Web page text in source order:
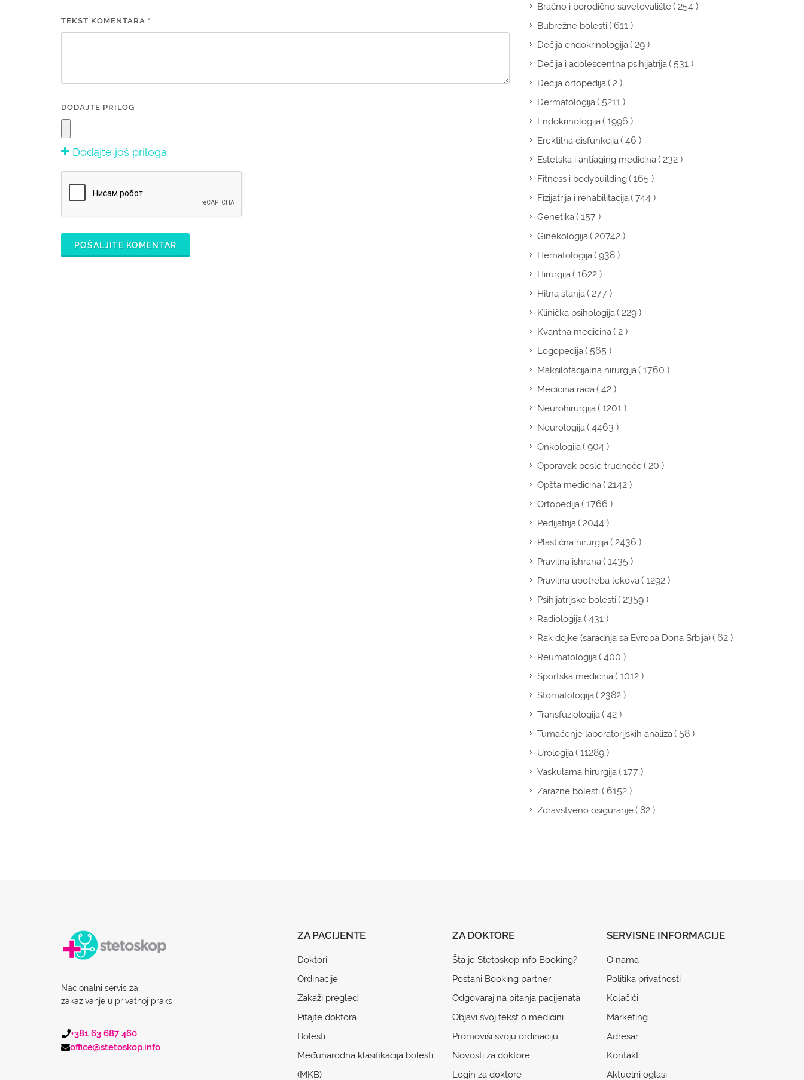
TEKST KOMENTARA *
DODAJTE PRILOG
Dodajte još priloga
POŠALJITE KOMENTAR
Bračno i porodično savetovalište( 254 )
Bubrežne bolesti( 611 )
Dečija endokrinologija( 29 )
Dečija i adolescentna psihijatrija( 531 )
Dečija ortopedija( 2 )
Dermatologija( 5211 )
Endokrinologija( 1996 )
Erektilna disfunkcija( 46 )
Estetska i antiaging medicina( 232 )
Fitness i bodybuilding( 165 )
Fizijatrija i rehabilitacija( 744 )
Genetika( 157 )
Ginekologija( 20742 )
Hematologija( 938 )
Hirurgija( 1622 )
Hitna stanja( 277 )
Klinička psihologija( 229 )
Kvantna medicina( 2 )
Logopedija( 565 )
Maksilofacijalna hirurgija( 1760 )
Medicina rada( 42 )
Neurohirurgija( 1201 )
Neurologija( 4463 )
Onkologija( 904 )
Oporavak posle trudnoće( 20 )
Opšta medicina( 2142 )
Ortopedija( 1766 )
Pedijatrija( 2044 )
Plastična hirurgija( 2436 )
Pravilna ishrana( 1435 )
Pravilna upotreba lekova( 1292 )
Psihijatrijske bolesti( 2359 )
Radiologija( 431 )
Rak dojke (saradnja sa Evropa Dona Srbija)( 62 )
Reumatologija( 400 )
Sportska medicina( 1012 )
Stomatologija( 2382 )
Transfuziologija( 42 )
Tumačenje laboratorijskih analiza( 58 )
Urologija( 11289 )
Vaskularna hirurgija( 177 )
Zarazne bolesti( 6152 )
Zdravstveno osiguranje( 82 )
Nacionalni servis za
zakazivanje u privatnoj praksi.
+381 63 687 460
office@stetoskop.info
ZA PACIJENTE
Doktori
Ordinacije
Zakaži pregled
Pitajte doktora
Bolesti
Međunarodna klasifikacija bolesti
(MKB)
ZA DOKTORE
Šta je Stetoskop.info Booking?
Postani Booking partner
Odgovaraj na pitanja pacijenata
Objavi svoj tekst o medicini
Promoviši svoju ordinaciju
Novosti za doktore
Login za doktore
SERVISNE INFORMACIJE
O nama
Politika privatnosti
Kolačići
Marketing
Adresar
Kontakt
Aktuelni oglasi